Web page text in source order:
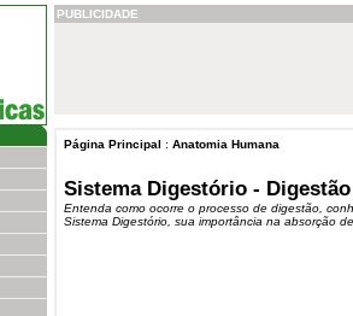
PUBLICIDADE
Página Principal : Anatomia Humana
Sistema Digestório - Digestão
Entenda como ocorre o processo de digestão,
Sistema Digestório, sua importância na absorção